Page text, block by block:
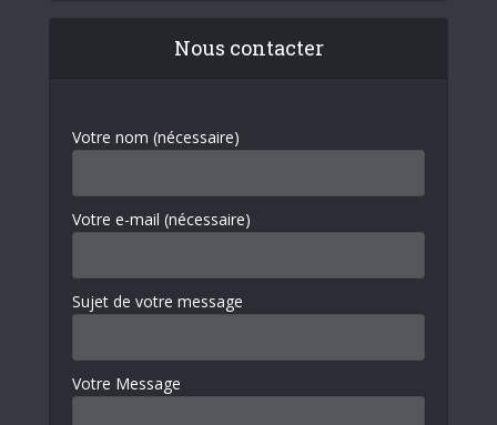
Nous contacter
Votre nom (nécessaire)
Votre e-mail (nécessaire)
Sujet de votre message
Votre Message